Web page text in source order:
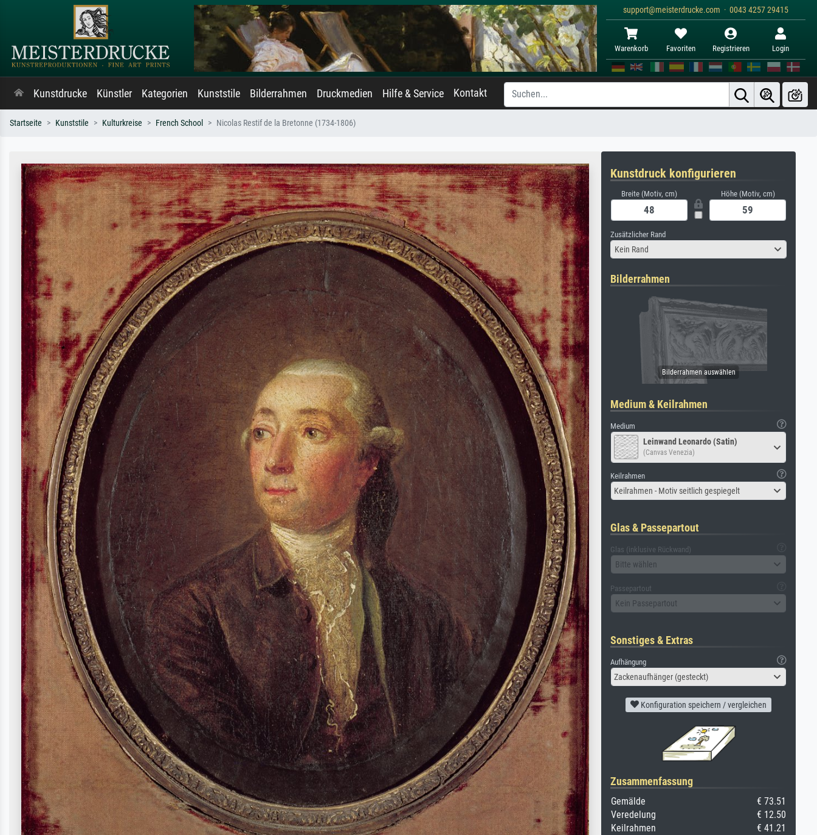
support@meisterdrucke.com · 0043 4257 29415
Warenkorb Favoriten Registrieren Login
Kunstdrucke Künstler Kategorien Kunststile Bilderrahmen Druckmedien Hilfe & Service Kontakt
Startseite Kunststile Kulturkreise French School Nicolas Restif de la Bretonne (1734-1806)
Kunstdruck konfigurieren
Breite (Motiv, cm) Höhe (Motiv, cm)
Zusätzlicher Rand
Kein Rand
Bilderrahmen
Medium & Keilrahmen
Medium
Leinwand Leonardo (Satin)
(Canvas Venezia)
Keilrahmen
Keilrahmen - Motiv seitlich gespiegelt
Glas & Passepartout
Glas (inklusive Rückwand)
Bitte wählen
Passepartout
Kein Passepartout
Sonstiges & Extras
Aufhängung
Zackenaufhänger (gesteckt)
Konfiguration speichern / vergleichen
Zusammenfassung
Gemälde
€ 73.51
Veredelung
€ 12.50
Keilrahmen
€ 41.21